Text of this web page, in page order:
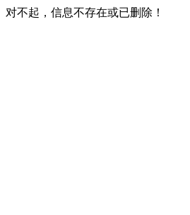
对不起，信息不存在或已删除！